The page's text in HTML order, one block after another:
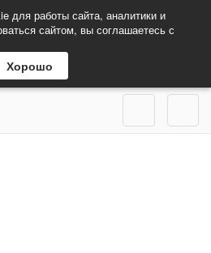
для работы сайта, аналитики и
сайтом, вы соглашаетесь с
Хорошо